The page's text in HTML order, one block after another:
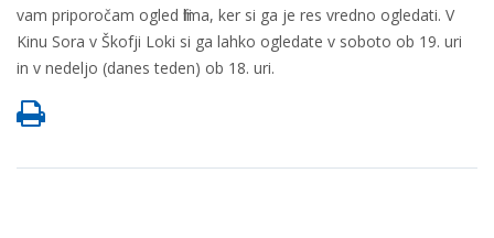
vam priporočam ogled filma, ker si ga je res vredno ogledati. V
Kinu Sora v Škofji Loki si ga lahko ogledate v soboto ob 19. uri
in v nedeljo (danes teden) ob 18. uri.